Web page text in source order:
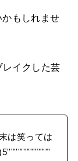
もしれませ
レイクした芸
は笑っては